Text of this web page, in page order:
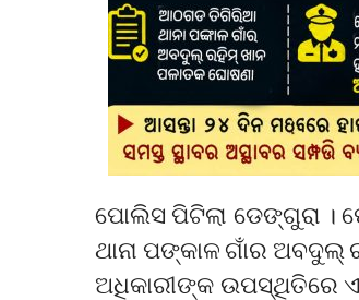
ପୋଲିସ ପିଟିଲା ଡେଙ୍ଗୁରା
ଥାନା ପଙ୍କାଳ ଗାଁର ଅବଦୁଲ୍
ଅଧିକାରୀଙ୍କ ଉପସ୍ଥିତିରେ